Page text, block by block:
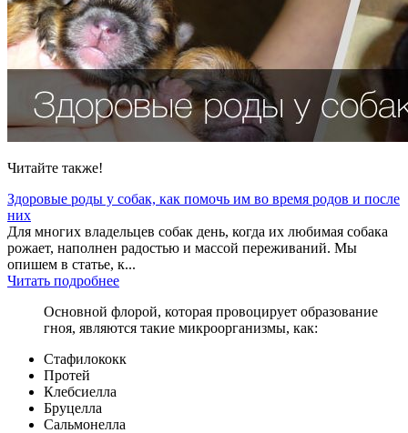
Читайте также!
Здоровые роды у собак, как помочь им во время родов и после
них
Для многих владельцев собак день, когда их любимая собака
рожает, наполнен радостью и массой переживаний. Мы
опишем в статье, к...
Читать подробнее
Основной флорой, которая провоцирует образование
гноя, являются такие микроорганизмы, как:
Стафилококк
Протей
Клебсиелла
Бруцелла
Сальмонелла